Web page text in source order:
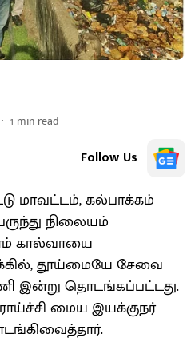
1 min read
Follow Us
மாவட்டம், கல்பாக்கம்
நிலையம்
கால்வாயை
தூய்மையே சேவை
இன்று தொடங்கப்பட்டது.
மைய இயக்குநர்